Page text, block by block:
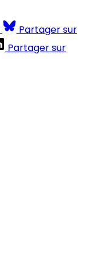
Partager sur
Partager sur